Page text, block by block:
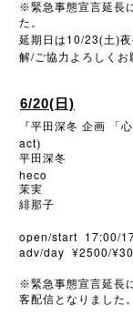
※緊急事態宣言延長
た。
延期日は 10/23(土)
解/ご協力よろしくお
6/20(日)
『平田深冬 企画 「
act)
平田深冬
heco
茉実
緋那子
open/start 17:00/
adv/day ¥2500/
※緊急事態宣言延長
客配信となりました。